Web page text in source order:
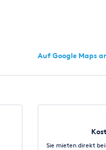
Auf Google Maps
Sie mieten direkt